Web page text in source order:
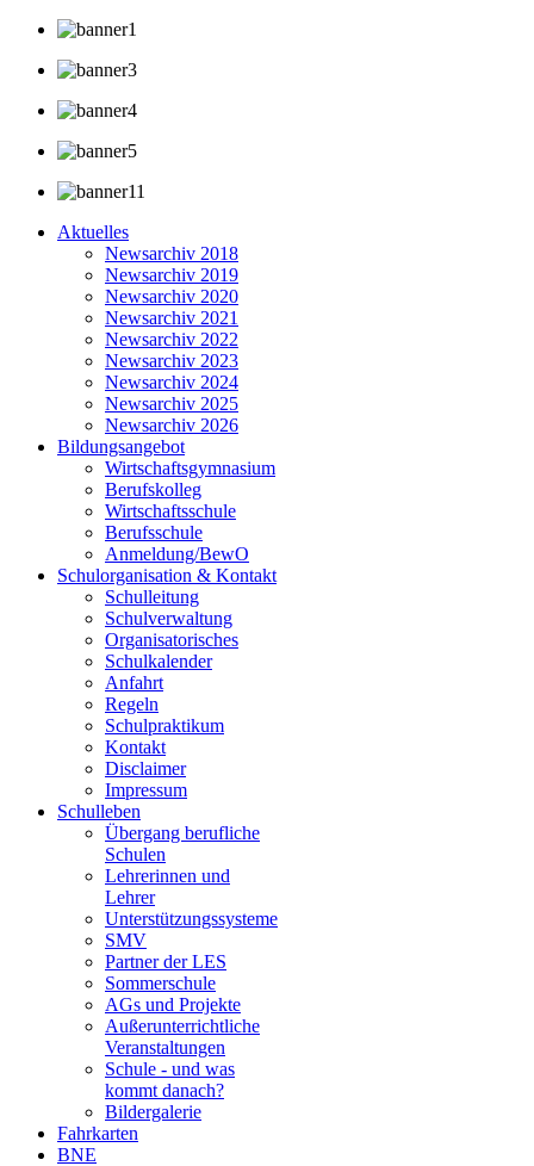
Aktuelles
Newsarchiv 2018
Newsarchiv 2019
Newsarchiv 2020
Newsarchiv 2021
Newsarchiv 2022
Newsarchiv 2023
Newsarchiv 2024
Newsarchiv 2025
Newsarchiv 2026
Bildungsangebot
Wirtschaftsgymnasium
Berufskolleg
Wirtschaftsschule
Berufsschule
Anmeldung/BewO
Schulorganisation & Kontakt
Schulleitung
Schulverwaltung
Organisatorisches
Schulkalender
Anfahrt
Regeln
Schulpraktikum
Kontakt
Disclaimer
Impressum
Schulleben
Übergang berufliche
Schulen
Lehrerinnen und
Lehrer
Unterstützungssysteme
SMV
Partner der LES
Sommerschule
AGs und Projekte
Außerunterrichtliche
Veranstaltungen
Schule - und was
kommt danach?
Bildergalerie
Fahrkarten
BNE